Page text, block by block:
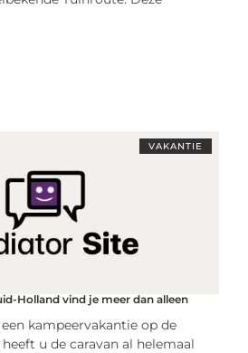
VAKANTIE
Holland vind je meer dan alleen
kampeervakantie op de
u de caravan al helemaal